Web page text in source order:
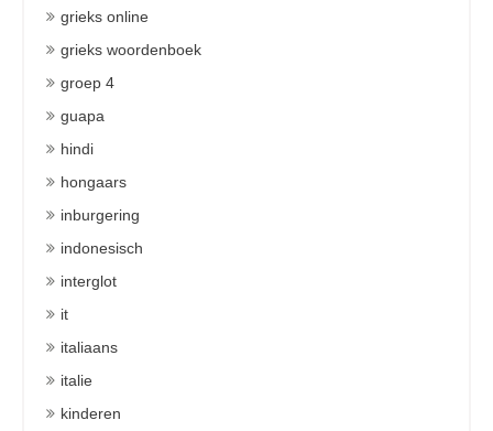
grieks online
grieks woordenboek
groep 4
guapa
hindi
hongaars
inburgering
indonesisch
interglot
it
italiaans
italie
kinderen